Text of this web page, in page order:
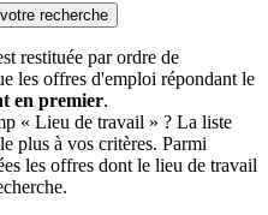
recherche
restituée par ordre de
les offres d'emploi répondant le
en premier.
« Lieu de travail » ? La liste
plus à vos critères. Parmi
les offres dont le lieu de travail